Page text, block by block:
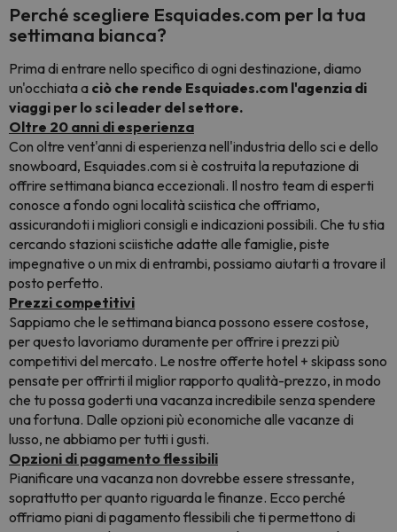
Perché scegliere Esquiades.com per la tua
settimana bianca?
Prima di entrare nello specifico di ogni destinazione, diamo
un'occhiata a ciò che rende Esquiades.com l'agenzia di
viaggi per lo sci leader del settore.
Oltre 20 anni di esperienza
Con oltre vent'anni di esperienza nell'industria dello sci e dello
snowboard, Esquiades.com si è costruita la reputazione di
offrire settimana bianca eccezionali. Il nostro team di esperti
conosce a fondo ogni località sciistica che offriamo,
assicurandoti i migliori consigli e indicazioni possibili. Che tu stia
cercando stazioni sciistiche adatte alle famiglie, piste
impegnative o un mix di entrambi, possiamo aiutarti a trovare il
posto perfetto.
Prezzi competitivi
Sappiamo che le settimana bianca possono essere costose,
per questo lavoriamo duramente per offrire i prezzi più
competitivi del mercato. Le nostre offerte hotel + skipass sono
pensate per offrirti il miglior rapporto qualità-prezzo, in modo
che tu possa goderti una vacanza incredibile senza spendere
una fortuna. Dalle opzioni più economiche alle vacanze di
lusso, ne abbiamo per tutti i gusti.
Opzioni di pagamento flessibili
Pianificare una vacanza non dovrebbe essere stressante,
soprattutto per quanto riguarda le finanze. Ecco perché
offriamo piani di pagamento flessibili che ti permettono di